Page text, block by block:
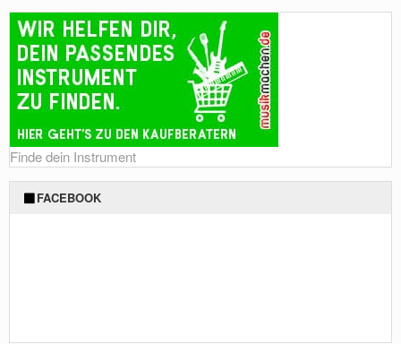
Finde dein Instrument
FACEBOOK